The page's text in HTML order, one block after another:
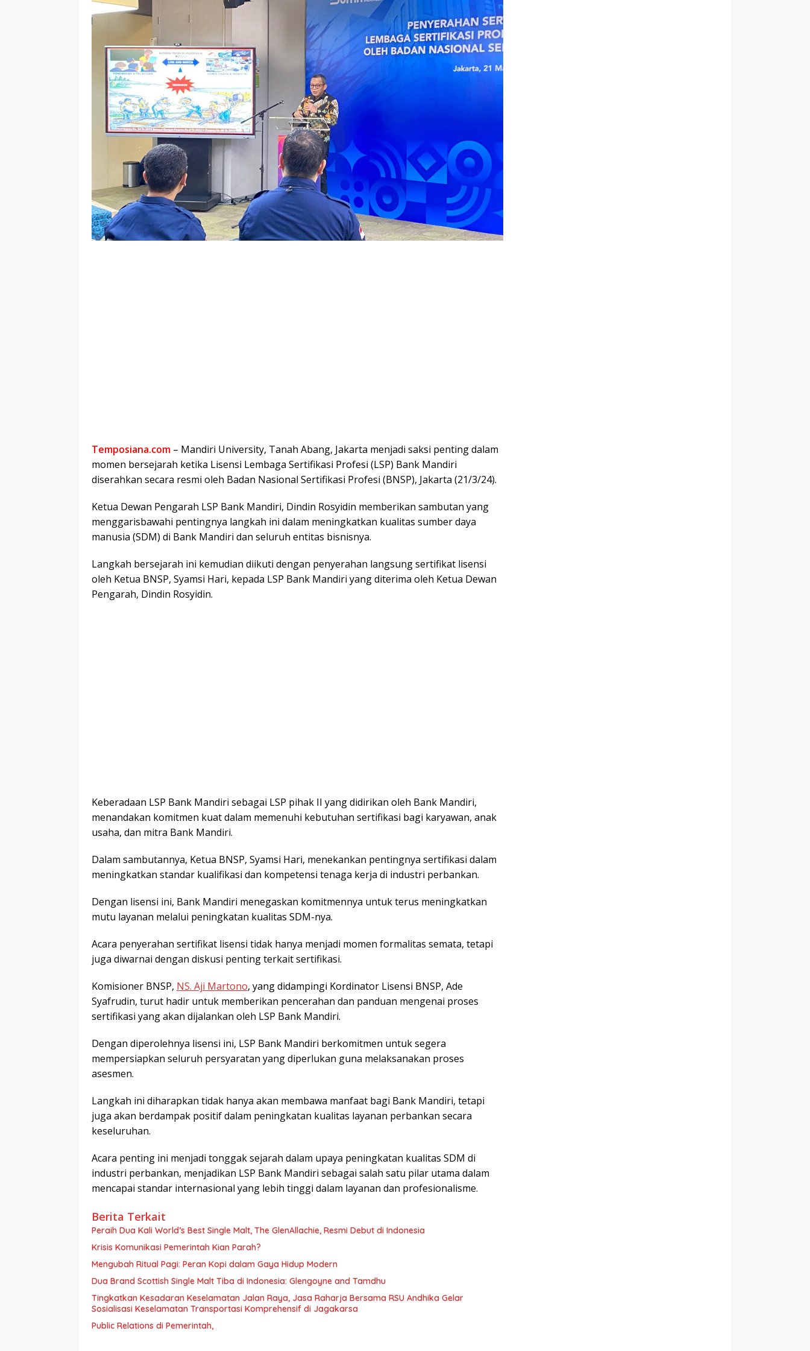
Temposiana.com – Mandiri University, Tanah Abang, Jakarta menjadi saksi penting dalam
momen bersejarah ketika Lisensi Lembaga Sertifikasi Profesi (LSP) Bank Mandiri
diserahkan secara resmi oleh Badan Nasional Sertifikasi Profesi (BNSP), Jakarta (21/3/24).
Ketua Dewan Pengarah LSP Bank Mandiri, Dindin Rosyidin memberikan sambutan yang
menggarisbawahi pentingnya langkah ini dalam meningkatkan kualitas sumber daya
manusia (SDM) di Bank Mandiri dan seluruh entitas bisnisnya.
Langkah bersejarah ini kemudian diikuti dengan penyerahan langsung sertifikat lisensi
oleh Ketua BNSP, Syamsi Hari, kepada LSP Bank Mandiri yang diterima oleh Ketua Dewan
Pengarah, Dindin Rosyidin.
Keberadaan LSP Bank Mandiri sebagai LSP pihak II yang didirikan oleh Bank Mandiri,
menandakan komitmen kuat dalam memenuhi kebutuhan sertifikasi bagi karyawan, anak
usaha, dan mitra Bank Mandiri.
Dalam sambutannya, Ketua BNSP, Syamsi Hari, menekankan pentingnya sertifikasi dalam
meningkatkan standar kualifikasi dan kompetensi tenaga kerja di industri perbankan.
Dengan lisensi ini, Bank Mandiri menegaskan komitmennya untuk terus meningkatkan
mutu layanan melalui peningkatan kualitas SDM-nya.
Acara penyerahan sertifikat lisensi tidak hanya menjadi momen formalitas semata, tetapi
juga diwarnai dengan diskusi penting terkait sertifikasi.
Komisioner BNSP, NS. Aji Martono, yang didampingi Kordinator Lisensi BNSP, Ade
Syafrudin, turut hadir untuk memberikan pencerahan dan panduan mengenai proses
sertifikasi yang akan dijalankan oleh LSP Bank Mandiri.
Dengan diperolehnya lisensi ini, LSP Bank Mandiri berkomitmen untuk segera
mempersiapkan seluruh persyaratan yang diperlukan guna melaksanakan proses
asesmen.
Langkah ini diharapkan tidak hanya akan membawa manfaat bagi Bank Mandiri, tetapi
juga akan berdampak positif dalam peningkatan kualitas layanan perbankan secara
keseluruhan.
Acara penting ini menjadi tonggak sejarah dalam upaya peningkatan kualitas SDM di
industri perbankan, menjadikan LSP Bank Mandiri sebagai salah satu pilar utama dalam
mencapai standar internasional yang lebih tinggi dalam layanan dan profesionalisme.
Berita Terkait
Peraih Dua Kali World’s Best Single Malt, The GlenAllachie, Resmi Debut di Indonesia
Krisis Komunikasi Pemerintah Kian Parah?
Mengubah Ritual Pagi: Peran Kopi dalam Gaya Hidup Modern
Dua Brand Scottish Single Malt Tiba di Indonesia: Glengoyne and Tamdhu
Tingkatkan Kesadaran Keselamatan Jalan Raya, Jasa Raharja Bersama RSU Andhika Gelar
Sosialisasi Keselamatan Transportasi Komprehensif di Jagakarsa
Public Relations di Pemerintah,